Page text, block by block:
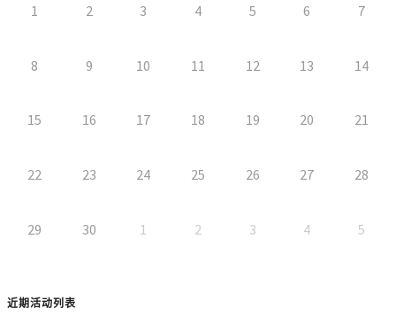
1 2 3 4 5 6 7
8 9 10 11 12 13 14
15 16 17 18 19 20 21
22 23 24 25 26 27 28
29 30 1 2 3 4 5
近期活动列表